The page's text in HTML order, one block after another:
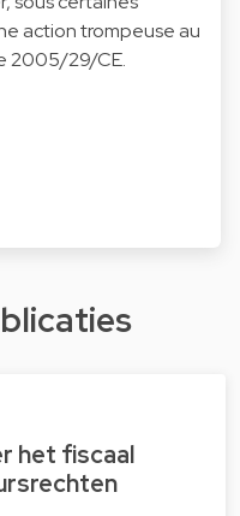
action trompeuse au
2005/29/CE.
het fiscaal